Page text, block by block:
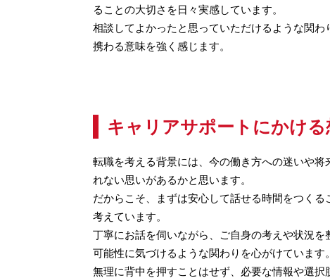
ることの大切さを日々実感しています。
相談してよかったと思っていただけるような関わ
携わる意味を強く感じます。
キャリアサポートにかける
転職を考える背景には、今の働き方への迷いや将
れない思いがあるかと思います。
だからこそ、まずは安心して話せる時間をつくる
考えています。
丁寧にお話を伺いながら、ご自身の考えや状況
可能性に気づけるような関わりを心がけています。
無理に背中を押すことはせず、必要な情報や選択